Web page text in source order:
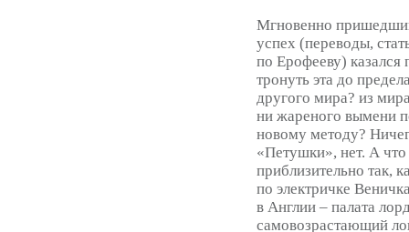
Мгновенно
успех (переводы,
по Ерофееву)
тронуть эта до
другого мира? из
ни жареного вымени
новому методу?
«Петушки», нет. А что
приблизительно так,
по электричке
в Англии – палата
самовозрастающий